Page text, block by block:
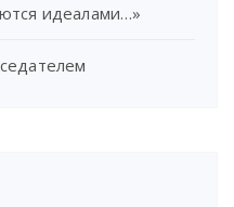
идеалами…»